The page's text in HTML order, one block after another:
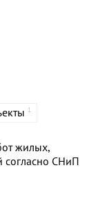
1
жилых,
СНиП